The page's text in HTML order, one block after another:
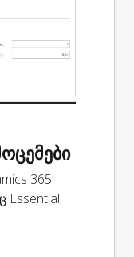
365
Essential,